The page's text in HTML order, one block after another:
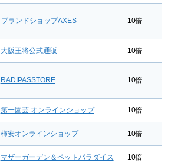
ブランドショップAXES 10倍
大阪王将公式通販 10倍
RADIPASSTORE 10倍
第一園芸 オンラインショップ 10倍
柿安オンラインショップ 10倍
マザーガーデン＆ペットパラダイス 10倍